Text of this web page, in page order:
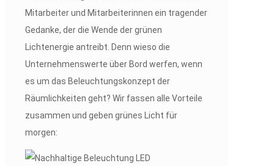
Mitarbeiter und Mitarbeiterinnen ein tragender
Gedanke, der die Wende der grünen
Lichtenergie antreibt. Denn wieso die
Unternehmenswerte über Bord werfen, wenn
es um das Beleuchtungskonzept der
Räumlichkeiten geht? Wir fassen alle Vorteile
zusammen und geben grünes Licht für
morgen: